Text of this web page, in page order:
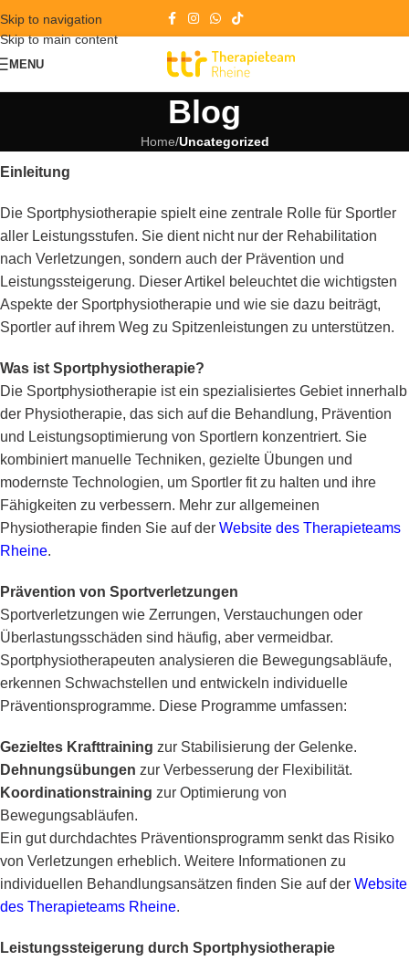
Skip to navigation
Skip to main content
MENU
Blog
Home/Uncategorized
Einleitung
Die Sportphysiotherapie spielt eine zentrale Rolle für Sportler
aller Leistungsstufen. Sie dient nicht nur der Rehabilitation
nach Verletzungen, sondern auch der Prävention und
Leistungssteigerung. Dieser Artikel beleuchtet die wichtigsten
Aspekte der Sportphysiotherapie und wie sie dazu beiträgt,
Sportler auf ihrem Weg zu Spitzenleistungen zu unterstützen.
Was ist Sportphysiotherapie?
Die Sportphysiotherapie ist ein spezialisiertes Gebiet innerhalb
der Physiotherapie, das sich auf die Behandlung, Prävention
und Leistungsoptimierung von Sportlern konzentriert. Sie
kombiniert manuelle Techniken, gezielte Übungen und
modernste Technologien, um Sportler fit zu halten und ihre
Fähigkeiten zu verbessern. Mehr zur allgemeinen
Physiotherapie finden Sie auf der Website des Therapieteams
Rheine.
Prävention von Sportverletzungen
Sportverletzungen wie Zerrungen, Verstauchungen oder
Überlastungsschäden sind häufig, aber vermeidbar.
Sportphysiotherapeuten analysieren die Bewegungsabläufe,
erkennen Schwachstellen und entwickeln individuelle
Präventionsprogramme. Diese Programme umfassen:
Gezieltes Krafttraining zur Stabilisierung der Gelenke.
Dehnungsübungen zur Verbesserung der Flexibilität.
Koordinationstraining zur Optimierung von
Bewegungsabläufen.
Ein gut durchdachtes Präventionsprogramm senkt das Risiko
von Verletzungen erheblich. Weitere Informationen zu
individuellen Behandlungsansätzen finden Sie auf der Website
des Therapieteams Rheine.
Leistungssteigerung durch Sportphysiotherapie